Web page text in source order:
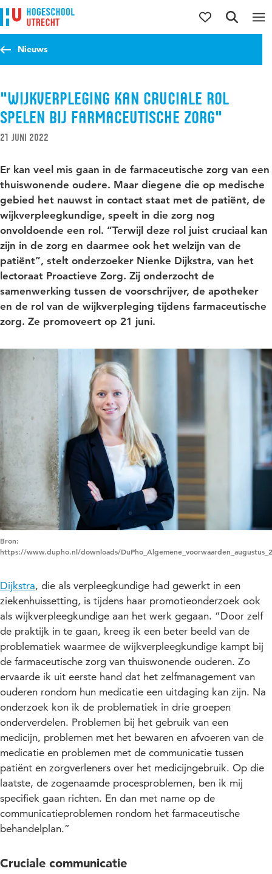
Direct naar de inhoud
Direct naar de hoofdnavigatie
Direct naar de zoekfunctie
Nieuws
"Wijkverpleging kan cruciale rol
spelen bij farmaceutische zorg"
21 juni 2022
Er kan veel mis gaan in de farmaceutische zorg van een
thuiswonende oudere. Maar diegene die op medische
gebied het nauwst in contact staat met de patiënt, de
wijkverpleegkundige, speelt in die zorg nog
onvoldoende een rol. “Terwijl deze rol juist cruciaal kan
zijn in de zorg en daarmee ook het welzijn van de
patiënt”, stelt onderzoeker Nienke Dijkstra, van het
lectoraat Proactieve Zorg. Zij onderzocht de
samenwerking tussen de voorschrijver, de apotheker
en de rol van de wijkverpleging tijdens farmaceutische
zorg. Ze promoveert op 21 juni.
Bron:
https://www.dupho.nl/downloads/
Dijkstra, die als verpleegkundige had gewerkt in een
ziekenhuissetting, is tijdens haar promotieonderzoek ook
als wijkverpleegkundige aan het werk gegaan. “Door zelf
de praktijk in te gaan, kreeg ik een beter beeld van de
problematiek waarmee de wijkverpleegkundige kampt bij
de farmaceutische zorg van thuiswonende ouderen. Zo
ervaarde ik uit eerste hand dat het zelfmanagement van
ouderen rondom hun medicatie een uitdaging kan zijn. Na
onderzoek kon ik de problematiek in drie groepen
onderverdelen. Problemen bij het gebruik van een
medicijn, problemen met het bewaren en afvoeren van de
medicatie en problemen met de communicatie tussen
patiënt en zorgverleners over het medicijngebruik. Op die
laatste, de zogenaamde procesproblemen, ben ik mij
specifiek gaan richten. En dan met name op de
communicatieproblemen rondom het farmaceutische
behandelplan.”
Cruciale communicatie